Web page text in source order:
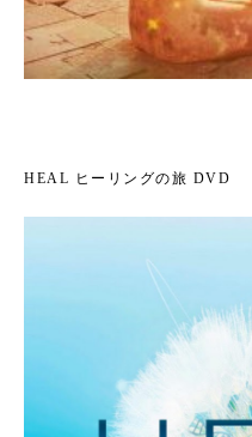
HEAL ヒーリングの旅 DVD